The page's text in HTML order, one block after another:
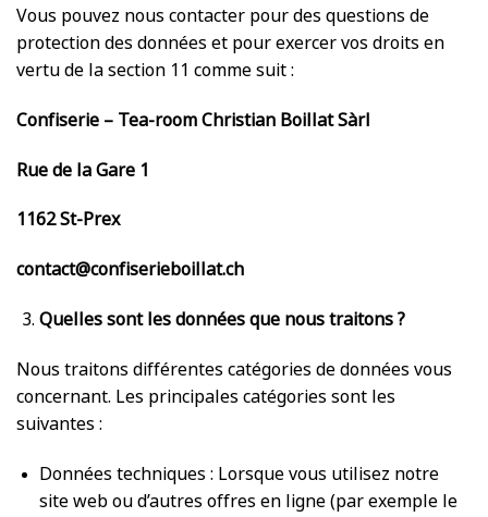
Vous pouvez nous contacter pour des questions de
protection des données et pour exercer vos droits en
vertu de la section 11 comme suit :
Confiserie – Tea-room Christian Boillat Sàrl
Rue de la Gare 1
1162 St-Prex
contact@confiserieboillat.ch
Quelles sont les données que nous traitons ?
Nous traitons différentes catégories de données vous
concernant. Les principales catégories sont les
suivantes :
Données techniques : Lorsque vous utilisez notre
site web ou d’autres offres en ligne (par exemple le